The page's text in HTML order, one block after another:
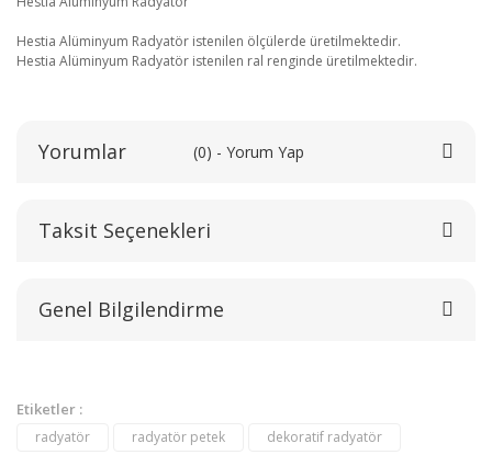
Hestia Alüminyum Radyatör istenilen ölçülerde üretilmektedir.
Hestia Alüminyum Radyatör istenilen ral renginde üretilmektedir.
Yorumlar (0) - Yorum Yap
Bu ürüne ilk yorumu siz yapın!
Yorum Yaz
Taksit Seçenekleri
Genel Bilgilendirme
Etiketler :
radyatör radyatör petek
dekoratif radyatör